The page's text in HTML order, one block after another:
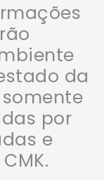
da
por
e